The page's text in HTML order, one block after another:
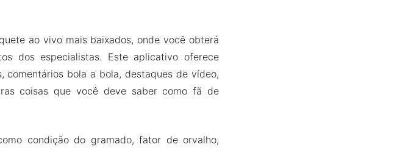
ao vivo mais baixados, onde você obterá
dos especialistas. Este aplicativo oferece
comentários bola a bola, destaques de vídeo,
coisas que você deve saber como fã de
condição do gramado, fator de orvalho,